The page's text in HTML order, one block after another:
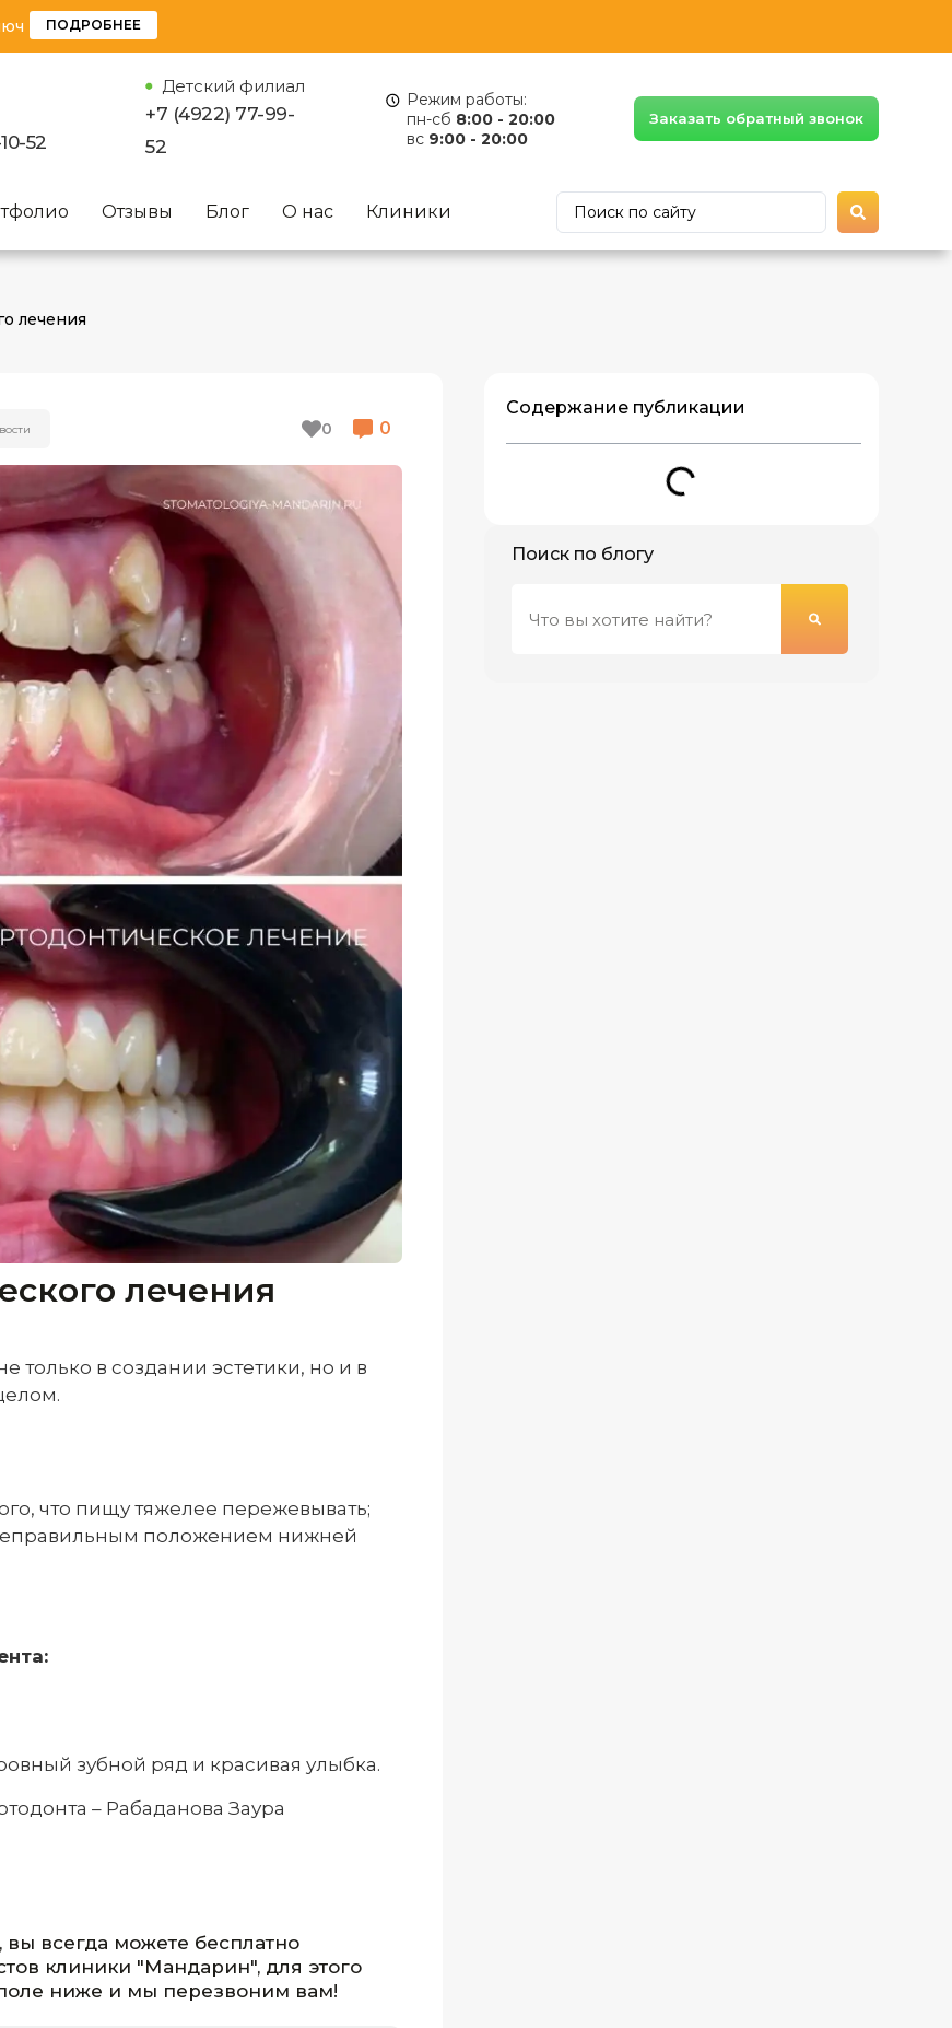
ПОДРОБНЕЕ
52
Детский филиал
+7 (4922) 77-99-
52
Режим работы:
пн-сб 8:00 - 20:00
вс 9:00 - 20:00
Заказать обратный звонок
Отзывы Блог О нас Клиники
лечения
0 0
лечения
только в создании эстетики, но и в
что пищу тяжелее пережевывать;
положением нижней
зубной ряд и красивая улыбка.
– Рабаданова Заура
вы всегда можете бесплатно
клиники "Мандарин", для этого
ниже и мы перезвоним вам!
Содержание публикации
Поиск по блогу